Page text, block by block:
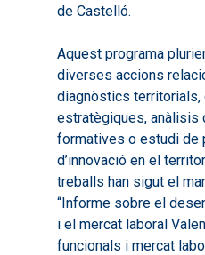
de Castelló.
Aquest programa
diverses accions
diagnòstics territorials,
estratègiques, anàlisis
formatives o estudi de
d’innovació en el
treballs han sigut el
“Informe sobre el
i el mercat laboral
funcionals i mercat